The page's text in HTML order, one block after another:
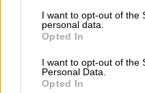
not limited to your visit or
grant or deny consent to
use your data for below
consent section.
I want to opt-out of the
personal data.
Opted In
I want to opt-out of the
Personal Data.
Opted In
Με επίσημη
γνωστοποίησε την
προθεσμίας έως και
Υπενθυμίζεται ότι η